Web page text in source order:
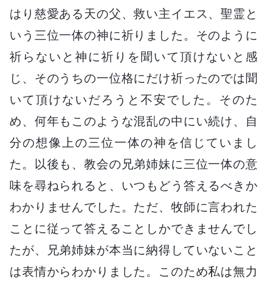
はり慈愛ある天の父、救い主イエス、聖霊と
いう三位一体の神に祈りました。そのように
祈らないと神に祈りを聞いて頂けないと感
じ、そのうちの一位格にだけ祈ったのでは聞
いて頂けないだろうと不安でした。そのた
め、何年もこのような混乱の中にい続け、自
分の想像上の三位一体の神を信じていまし
た。以後も、教会の兄弟姉妹に三位一体の意
味を尋ねられると、いつもどう答えるべきか
わかりませんでした。ただ、牧師に言われた
ことに従って答えることしかできませんでし
たが、兄弟姉妹が本当に納得していないこと
は表情からわかりました。このため私は無力